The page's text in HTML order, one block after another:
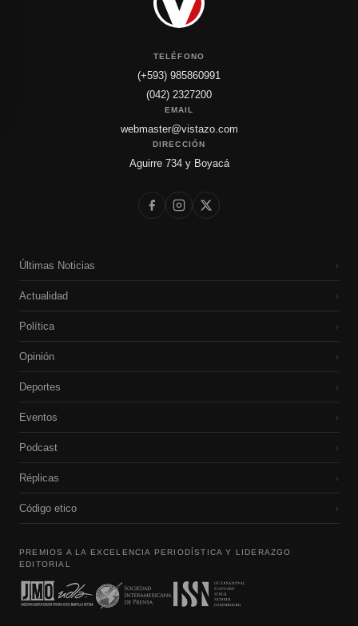
TELÉFONO
(+593) 985860991
(042) 2327200
EMAIL
webmaster@vistazo.com
DIRECCIÓN
Aguirre 734 y Boyacá
Últimas Noticias ›
Actualidad ›
Política ›
Opinión ›
Deportes ›
Eventos ›
Podcast ›
Réplicas ›
Código etico ›
PREMIOS A LA EXCELENCIA PERIODÍSTICA Y LIDERAZGO
EDITORIAL